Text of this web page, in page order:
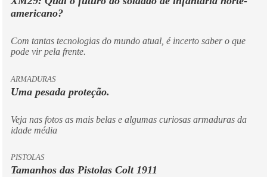
americano?
Com tantas tecnologias do mundo atual, é incerto saber o que
pode vir pela frente.
ARMADURAS
Uma pesada proteção.
Veja nas fotos as mais belas e algumas curiosas armaduras da
idade média
PISTOLAS
Tamanhos das Pistolas Colt 1911